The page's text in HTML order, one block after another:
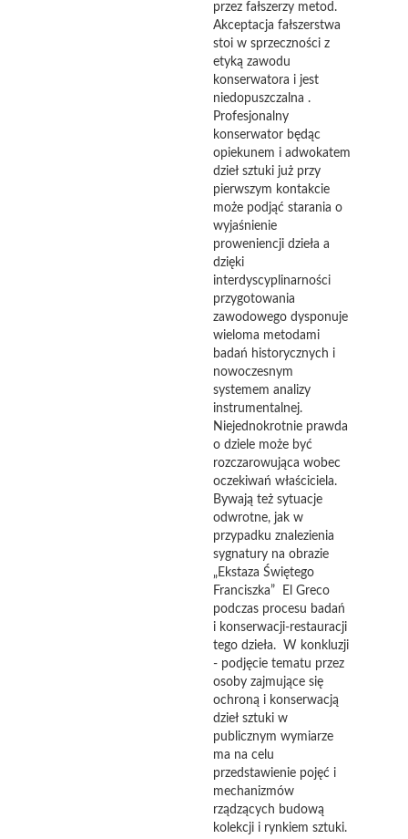
przez fałszerzy metod.
Akceptacja fałszerstwa
stoi w sprzeczności z
etyką zawodu
konserwatora i jest
niedopuszczalna .
Profesjonalny
konserwator będąc
opiekunem i adwokatem
dzieł sztuki już przy
pierwszym kontakcie
może podjąć starania o
wyjaśnienie
proweniencji dzieła a
dzięki
interdyscyplinarności
przygotowania
zawodowego dysponuje
wieloma metodami
badań historycznych i
nowoczesnym
systemem analizy
instrumentalnej.
Niejednokrotnie prawda
o dziele może być
rozczarowująca wobec
oczekiwań właściciela.
Bywają też sytuacje
odwrotne, jak w
przypadku znalezienia
sygnatury na obrazie
„Ekstaza Świętego
Franciszka” El Greco
podczas procesu badań
i konserwacji-restauracji
tego dzieła. W konkluzji
- podjęcie tematu przez
osoby zajmujące się
ochroną i konserwacją
dzieł sztuki w
publicznym wymiarze
ma na celu
przedstawienie pojęć i
mechanizmów
rządzących budową
kolekcji i rynkiem sztuki.